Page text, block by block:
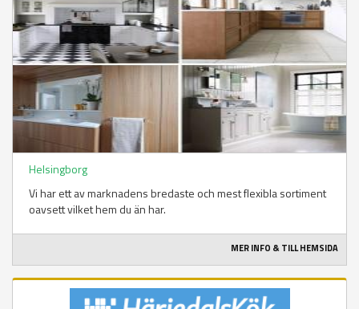
Helsingborg
Vi har ett av marknadens bredaste och mest flexibla sortiment
oavsett vilket hem du än har.
MER INFO & TILL HEMSIDA